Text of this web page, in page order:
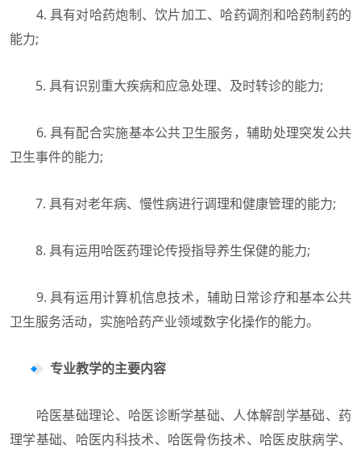
4. 具有对哈药炮制、饮片加工、哈药调剂和哈药制药的
能力;
5. 具有识别重大疾病和应急处理、及时转诊的能力;
6. 具有配合实施基本公共卫生服务，辅助处理突发公共
卫生事件的能力;
7. 具有对老年病、慢性病进行调理和健康管理的能力;
8. 具有运用哈医药理论传授指导养生保健的能力;
9. 具有运用计算机信息技术，辅助日常诊疗和基本公共
卫生服务活动，实施哈药产业领域数字化操作的能力。
专业教学的主要内容
哈医基础理论、哈医诊断学基础、人体解剖学基础、药
理学基础、哈医内科技术、哈医骨伤技术、哈医皮肤病学、